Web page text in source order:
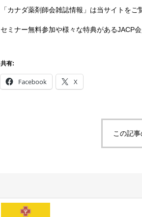
「カナダ薬剤師会雑誌情報」は当サイトをご
セミナー無料参加や様々な特典があるJACP
共有:
Facebook X
この記